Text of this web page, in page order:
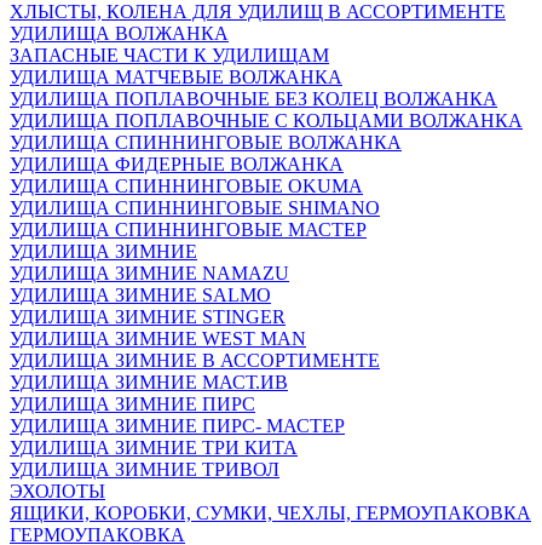
ХЛЫСТЫ, КОЛЕНА ДЛЯ УДИЛИЩ В АССОРТИМЕНТЕ
УДИЛИЩА ВОЛЖАНКА
ЗАПАСНЫЕ ЧАСТИ К УДИЛИЩАМ
УДИЛИЩА МАТЧЕВЫЕ ВОЛЖАНКА
УДИЛИЩА ПОПЛАВОЧНЫЕ БЕЗ КОЛЕЦ ВОЛЖАНКА
УДИЛИЩА ПОПЛАВОЧНЫЕ С КОЛЬЦАМИ ВОЛЖАНКА
УДИЛИЩА СПИННИНГОВЫЕ ВОЛЖАНКА
УДИЛИЩА ФИДЕРНЫЕ ВОЛЖАНКА
УДИЛИЩА СПИННИНГОВЫЕ OKUMA
УДИЛИЩА СПИННИНГОВЫЕ SHIMANO
УДИЛИЩА СПИННИНГОВЫЕ МАСТЕР
УДИЛИЩА ЗИМНИЕ
УДИЛИЩА ЗИМНИЕ NAMAZU
УДИЛИЩА ЗИМНИЕ SALMO
УДИЛИЩА ЗИМНИЕ STINGER
УДИЛИЩА ЗИМНИЕ WEST MAN
УДИЛИЩА ЗИМНИЕ В АССОРТИМЕНТЕ
УДИЛИЩА ЗИМНИЕ МАСТ.ИВ
УДИЛИЩА ЗИМНИЕ ПИРС
УДИЛИЩА ЗИМНИЕ ПИРС- МАСТЕР
УДИЛИЩА ЗИМНИЕ ТРИ КИТА
УДИЛИЩА ЗИМНИЕ ТРИВОЛ
ЭХОЛОТЫ
ЯЩИКИ, КОРОБКИ, СУМКИ, ЧЕХЛЫ, ГЕРМОУПАКОВКА
ГЕРМОУПАКОВКА